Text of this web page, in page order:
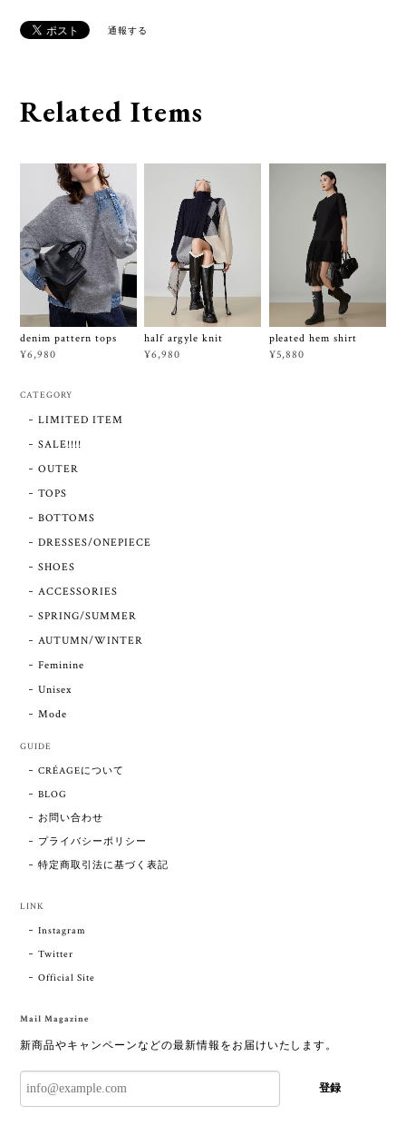
通報する
Related Items
denim pattern tops
¥6,980
half argyle knit
¥6,980
pleated hem shirt
¥5,880
CATEGORY
LIMITED ITEM
SALE!!!!
OUTER
TOPS
BOTTOMS
DRESSES/ONEPIECE
SHOES
ACCESSORIES
SPRING/SUMMER
AUTUMN/WINTER
Feminine
Unisex
Mode
GUIDE
CRÉAGEについて
BLOG
お問い合わせ
プライバシーポリシー
特定商取引法に基づく表記
LINK
Instagram
Twitter
Official Site
Mail Magazine
新商品やキャンペーンなどの最新情報をお届けいたします。
登録